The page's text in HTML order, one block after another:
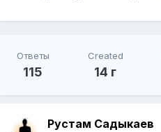
Ответы
115
Created
14 г
Рустам Садыкаев